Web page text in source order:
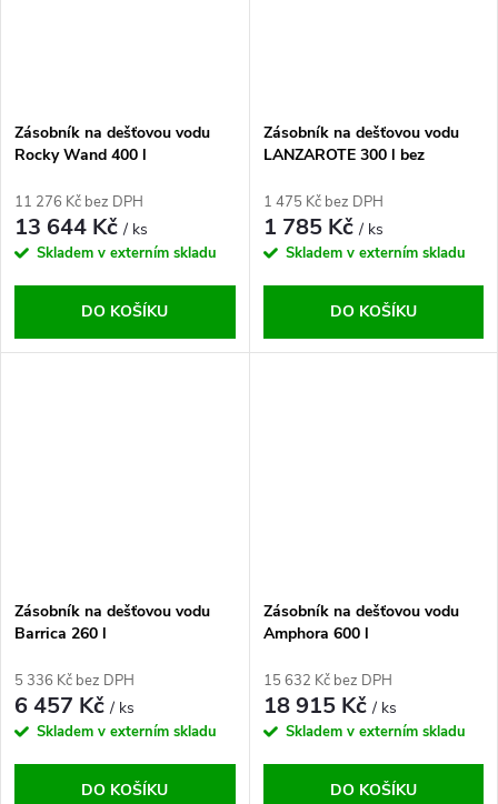
Zásobník na dešťovou vodu
Rocky Wand 400 l
11 276 Kč bez DPH
13 644 Kč/ ks
Skladem v externím skladu
DO KOŠÍKU
Zásobník na dešťovou vodu
LANZAROTE 300 l bez
1 475 Kč bez DPH
1 785 Kč/ ks
Skladem v externím skladu
DO KOŠÍKU
Zásobník na dešťovou vodu
Barrica 260 l
5 336 Kč bez DPH
6 457 Kč/ ks
Skladem v externím skladu
DO KOŠÍKU
Zásobník na dešťovou vodu
Amphora 600 l
15 632 Kč bez DPH
18 915 Kč/ ks
Skladem v externím skladu
DO KOŠÍKU